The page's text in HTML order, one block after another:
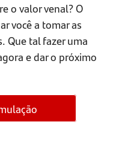
o valor venal? O
você a tomar as
Que tal fazer uma
e dar o próximo